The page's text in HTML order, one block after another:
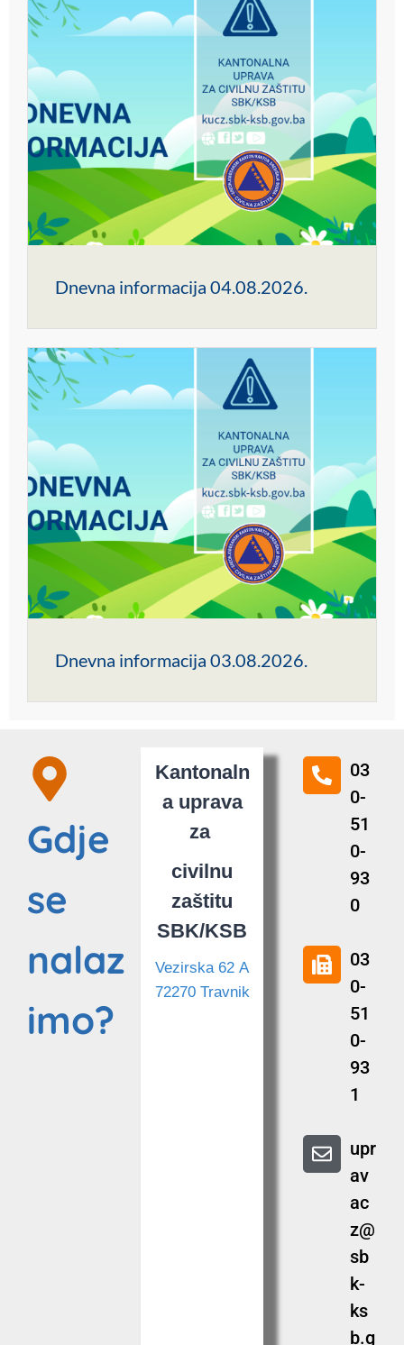
Dnevna informacija 04.08.2026.
Dnevna informacija 03.08.2026.
Gdje
se
nalaz
imo?
Kantonaln
a uprava
za
civilnu
zaštitu
SBK/KSB
Vezirska 62 A
72270 Travnik
03
0-
51
0-
93
0
03
0-
51
0-
93
1
upr
av
ac
z@
sb
k-
ks
b.g